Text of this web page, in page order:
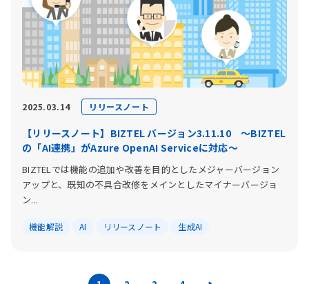
2025.03.14 リリースノート
【リリースノート】BIZTEL バージョン3.11.10 〜BIZTEL
の「AI連携」がAzure OpenAI Serviceに対応〜
BIZTELでは機能の追加や改善を目的としたメジャーバージョン
アップと、既知の不具合改修をメインとしたマイナーバージョ
ン...
機能解説 AI リリースノート 生成AI